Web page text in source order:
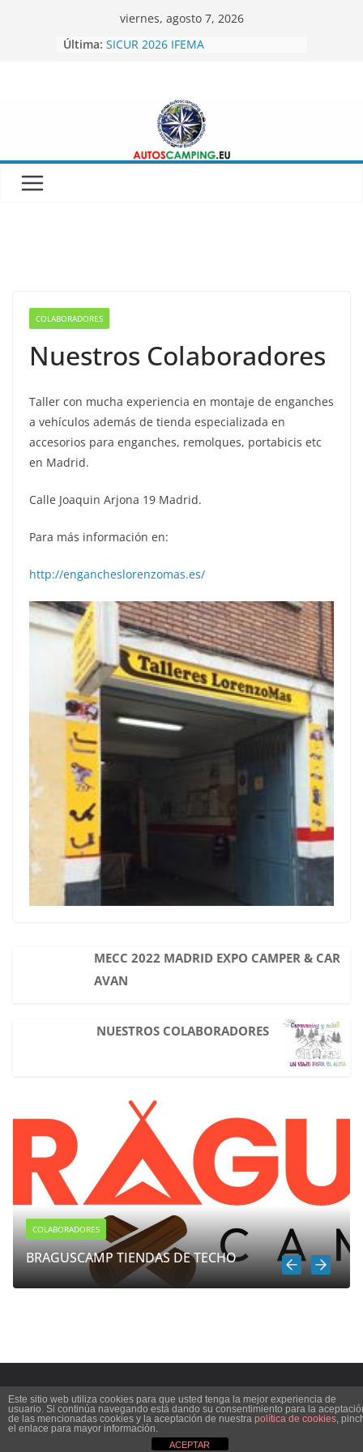
viernes, agosto 7, 2026
Última: SICUR 2026 IFEMA
MINICARAVANAS CARPENTO 360
Feria del Caravaning Xanadu 2026
COLABORADORES
Nuestros Colaboradores
Taller con mucha experiencia en montaje de enganches
a vehículos además de tienda especializada en
accesorios para enganches, remolques, portabicis etc
en Madrid.
Calle Joaquin Arjona 19 Madrid.
Para más información en:
http://engancheslorenzomas.es/
MECC 2022 MADRID EXPO CAMPER & CAR
AVAN
NUESTROS COLABORADORES
COLABORADORES
BRAGUSCAMP TIENDAS DE TECHO
Copyright © 2026 Autoscampingeu
. All rights reserved.
Theme byMundogps.org
Este sitio web utiliza cookies para que usted tenga la mejor experiencia de
usuario. Si continúa navegando está dando su consentimiento para la
de las mencionadas cookies y la aceptación de nuestra política de cookies,
el enlace para mayor información.
ACEPTAR